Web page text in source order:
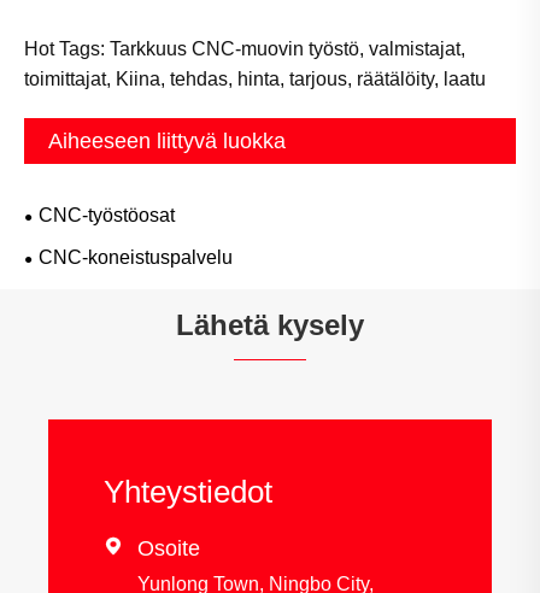
Hot Tags: Tarkkuus CNC-muovin työstö, valmistajat,
toimittajat, Kiina, tehdas, hinta, tarjous, räätälöity, laatu
Aiheeseen liittyvä luokka
CNC-työstöosat
CNC-koneistuspalvelu
Lähetä kysely
Yhteystiedot
 Osoite
Yunlong Town, Ningbo City,